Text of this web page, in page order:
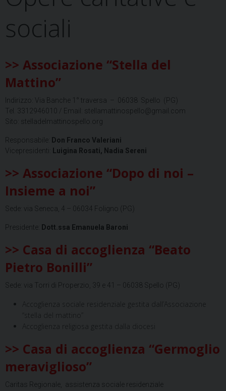
sociali
>> Associazione “Stella del
Mattino”
Indirizzo: Via Banche 1° traversa – 06038 Spello (PG)
Tel. 3312946010 / Email: stellamattinospello@gmail.com
Sito: stelladelmattinospello.org
Responsabile: Don Franco Valeriani
Vicepresidenti:
Luigina Rosati, Nadia Sereni
>> Associazione “Dopo di noi –
Insieme a noi”
Sede: via Seneca, 4 – 06034 Foligno (PG)
Presidente: Dott.ssa Emanuela Baroni
>> Casa di accoglienza “Beato
Pietro Bonilli”
Sede: via Torri di Properzio, 39 e 41 – 06038 Spello (PG)
Accoglienza sociale residenziale gestita dall’Associazione
“stella del mattino”
Accoglienza religiosa gestita dalla diocesi
>> Casa di accoglienza “Germoglio
meraviglioso”
Caritas Regionale, assistenza sociale residenziale